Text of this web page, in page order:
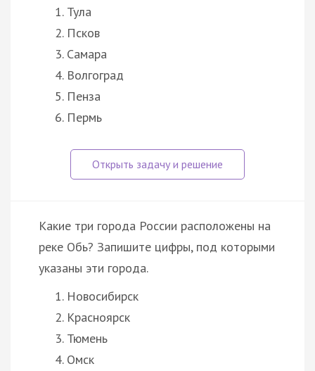
Тула
Псков
Самара
Волгоград
Пенза
Пермь
Какие три города России расположены на
реке Обь? Запишите цифры, под которыми
указаны эти города.
Новосибирск
Красноярск
Тюмень
Омск